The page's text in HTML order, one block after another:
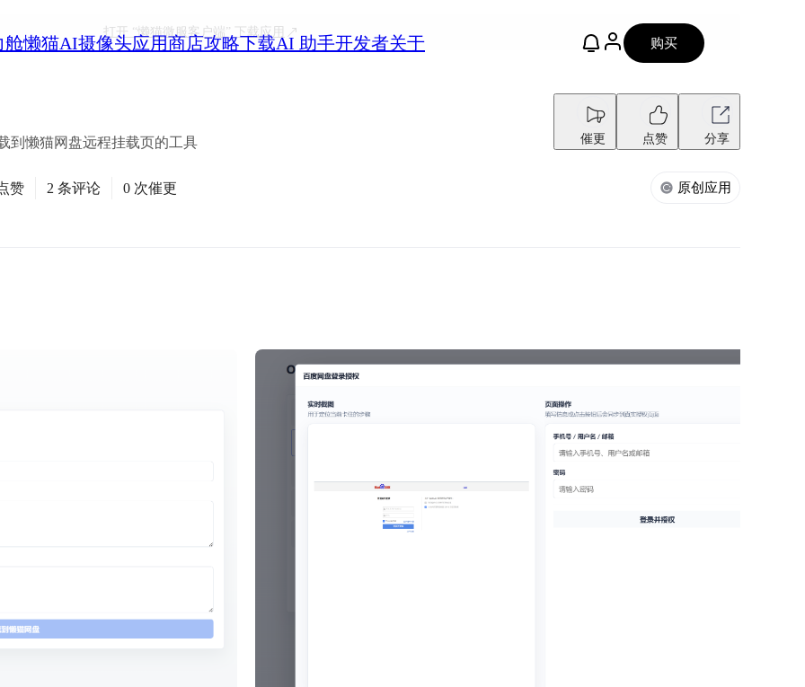
舱懒猫AI摄像头应用商店攻略下载AI 助手开发者关于 购买
打开 “懒猫微服客户端”下载应用
到懒猫网盘远程挂载页的工具 催更 点赞 分享
赞 2 条评论 0 次催更 原创应用